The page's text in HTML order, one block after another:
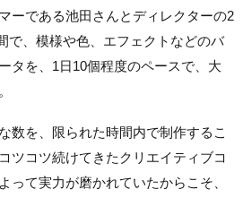
ーである池田さんとディレクターの2
で、模様や色、エフェクトなどのバ
タを、1日10個程度のペースで、大
数を、限られた時間内で制作するこ
ツコツ続けてきたクリエイティブコ
って実力が磨かれていたからこそ、